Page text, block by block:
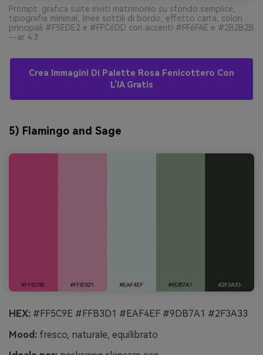
Prompt: grafica suite inviti matrimonio su sfondo semplice,
tipografia minimal, linee sottili di bordo, effetto carta, colori
principali #F5EDE2 e #FFC6DD con accenti #FF6FAE e #2B2B2B
--ar 4:3
Crea Immagini Di Palette Rosa Fenicottero Con
L’IA Gratis
5) Flamingo and Sage
HEX: #FF5C9E #FFB3D1 #EAF4EF #9DB7A1 #2F3A33
Mood: fresco, naturale, equilibrato